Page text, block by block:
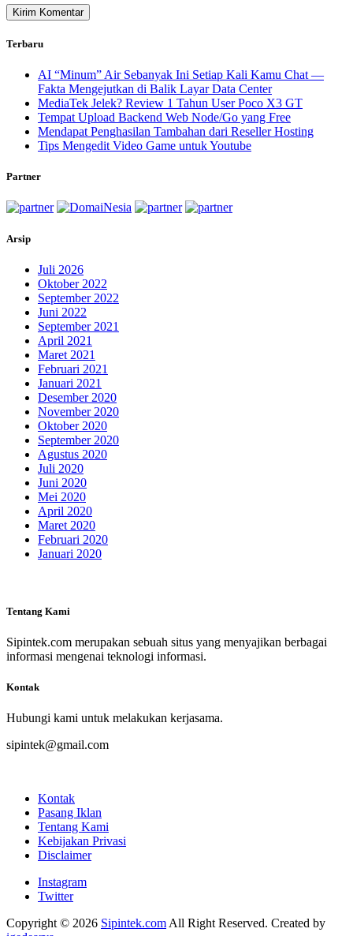
Terbaru
AI “Minum” Air Sebanyak Ini Setiap Kali Kamu Chat —
Fakta Mengejutkan di Balik Layar Data Center
MediaTek Jelek? Review 1 Tahun User Poco X3 GT
Tempat Upload Backend Web Node/Go yang Free
Mendapat Penghasilan Tambahan dari Reseller Hosting
Tips Mengedit Video Game untuk Youtube
Partner
Arsip
Juli 2026
Oktober 2022
September 2022
Juni 2022
September 2021
April 2021
Maret 2021
Februari 2021
Januari 2021
Desember 2020
November 2020
Oktober 2020
September 2020
Agustus 2020
Juli 2020
Juni 2020
Mei 2020
April 2020
Maret 2020
Februari 2020
Januari 2020
Tentang Kami
Sipintek.com merupakan sebuah situs yang menyajikan berbagai
informasi mengenai teknologi informasi.
Kontak
Hubungi kami untuk melakukan kerjasama.
sipintek@gmail.com
Kontak
Pasang Iklan
Tentang Kami
Kebijakan Privasi
Disclaimer
Instagram
Twitter
Copyright © 2026 Sipintek.comAll Right Reserved. Created by